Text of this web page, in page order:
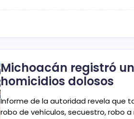
Michoacán registró
homicidios dolosos
Informe de la autoridad revela que
robo de vehículos, secuestro, robo